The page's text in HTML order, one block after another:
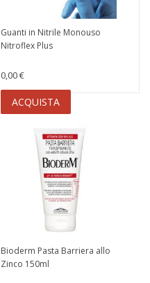
Guanti in Nitrile Monouso
Nitroflex Plus
0,00 €
ACQUISTA
Bioderm Pasta Barriera allo
Zinco 150ml